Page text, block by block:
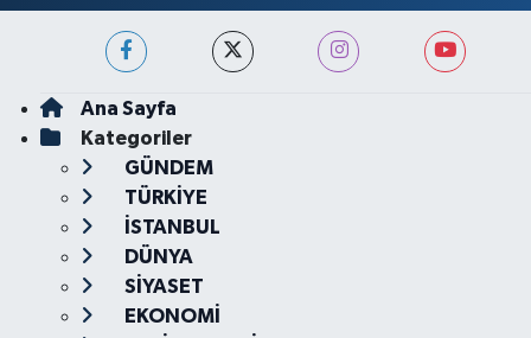
Ana Sayfa
Kategoriler
GÜNDEM
TÜRKİYE
İSTANBUL
DÜNYA
SİYASET
EKONOMİ